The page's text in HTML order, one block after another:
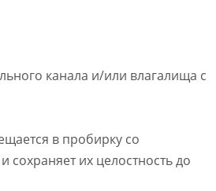
канала и/или влагалища с
в пробирку со
их целостность до